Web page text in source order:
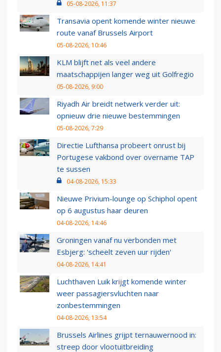
05-08-2026, 11:37
Transavia opent komende winter nieuwe
route vanaf Brussels Airport
05-08-2026, 10:46
KLM blijft net als veel andere
maatschappijen langer weg uit Golfregio
05-08-2026, 9:00
Riyadh Air breidt netwerk verder uit:
opnieuw drie nieuwe bestemmingen
05-08-2026, 7:29
Directie Lufthansa probeert onrust bij
Portugese vakbond over overname TAP
te sussen
04-08-2026, 15:33
Nieuwe Privium-lounge op Schiphol opent
op 6 augustus haar deuren
04-08-2026, 14:46
Groningen vanaf nu verbonden met
Esbjerg: 'scheelt zeven uur rijden'
04-08-2026, 14:41
Luchthaven Luik krijgt komende winter
weer passagiersvluchten naar
zonbestemmingen
04-08-2026, 13:54
Brussels Airlines grijpt ternauwernood in:
streep door vlootuitbreiding